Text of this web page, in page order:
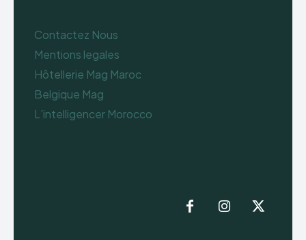
Contactez Nous
Mentions legales
Hôtellerie Mag Maroc
Belgique Mag
L’intelligencer Morocco